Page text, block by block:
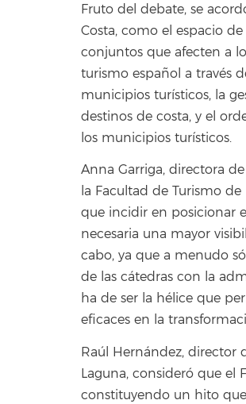
Fruto del debate, se
Costa, como el espacio
conjuntos que afecten a
turismo español a través
municipios turísticos, la
destinos de costa, y el
los municipios turísticos.
Anna Garriga, directora
la Facultad de Turismo
que incidir en posicionar
necesaria una mayor
cabo, ya que a menudo
de las cátedras con la
ha de ser la hélice que
eficaces en la
Raúl Hernández, director
Laguna, consideró que el
constituyendo un hito